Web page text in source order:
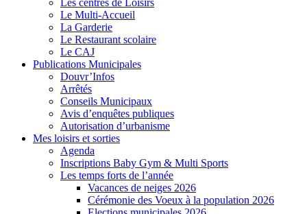
Les centres de Loisirs
Le Multi-Accueil
La Garderie
Le Restaurant scolaire
Le CAJ
Publications Municipales
Douvr’Infos
Arrêtés
Conseils Municipaux
Avis d’enquêtes publiques
Autorisation d’urbanisme
Mes loisirs et sorties
Agenda
Inscriptions Baby Gym & Multi Sports
Les temps forts de l’année
Vacances de neiges 2026
Cérémonie des Voeux à la population 2026